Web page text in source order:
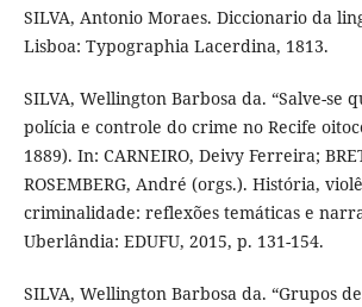
SILVA, Antonio Moraes. Diccionario da
Lisboa: Typographia Lacerdina, 1813.
SILVA, Wellington Barbosa da. “Salve-se
polícia e controle do crime no Recife
1889). In: CARNEIRO, Deivy Ferreira;
ROSEMBERG, André (orgs.). História,
criminalidade: reflexões temáticas e
Uberlândia: EDUFU, 2015, p. 131-154.
SILVA, Wellington Barbosa da. “Grupos